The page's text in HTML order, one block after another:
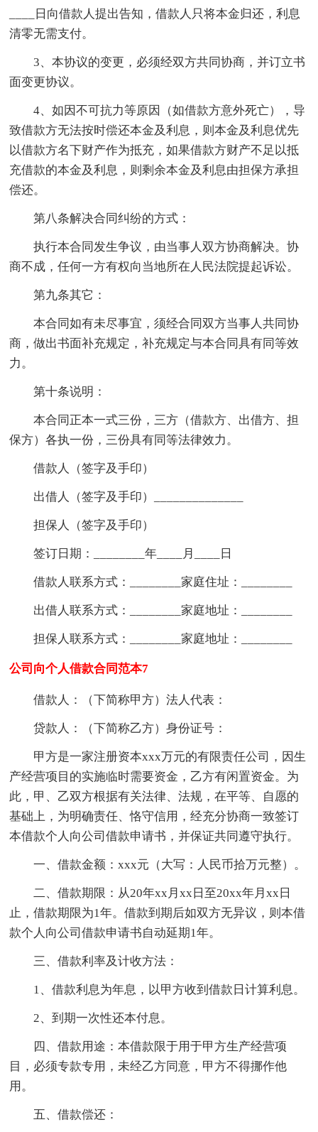
____日向借款人提出告知，借款人只将本金归还，利息
清零无需支付。
3、本协议的变更，必须经双方共同协商，并订立书
面变更协议。
4、如因不可抗力等原因（如借款方意外死亡），导
致借款方无法按时偿还本金及利息，则本金及利息优先
以借款方名下财产作为抵充，如果借款方财产不足以抵
充借款的本金及利息，则剩余本金及利息由担保方承担
偿还。
第八条解决合同纠纷的方式：
执行本合同发生争议，由当事人双方协商解决。协
商不成，任何一方有权向当地所在人民法院提起诉讼。
第九条其它：
本合同如有未尽事宜，须经合同双方当事人共同协
商，做出书面补充规定，补充规定与本合同具有同等效
力。
第十条说明：
本合同正本一式三份，三方（借款方、出借方、担
保方）各执一份，三份具有同等法律效力。
借款人（签字及手印）
出借人（签字及手印）______________
担保人（签字及手印）
签订日期：________年____月____日
借款人联系方式：________家庭住址：________
出借人联系方式：________家庭地址：________
担保人联系方式：________家庭地址：________
公司向个人借款合同范本7
借款人：（下简称甲方）法人代表：
贷款人：（下简称乙方）身份证号：
甲方是一家注册资本xxx万元的有限责任公司，因生
产经营项目的实施临时需要资金，乙方有闲置资金。为
此，甲、乙双方根据有关法律、法规，在平等、自愿的
基础上，为明确责任、恪守信用，经充分协商一致签订
本借款个人向公司借款申请书，并保证共同遵守执行。
一、借款金额：xxx元（大写：人民币拾万元整）。
二、借款期限：从20年xx月xx日至20xx年月xx日
止，借款期限为1年。借款到期后如双方无异议，则本借
款个人向公司借款申请书自动延期1年。
三、借款利率及计收方法：
1、借款利息为年息，以甲方收到借款日计算利息。
2、到期一次性还本付息。
四、借款用途：本借款限于用于甲方生产经营项
目，必须专款专用，未经乙方同意，甲方不得挪作他
用。
五、借款偿还：